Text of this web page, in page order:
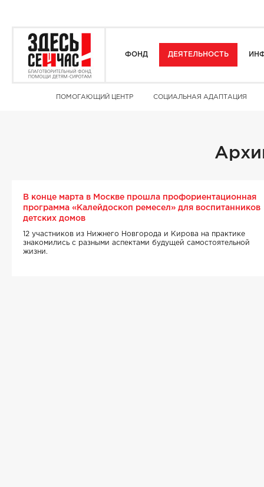
ФОНД ДЕЯТЕЛЬНОСТЬ
ПОМОГАЮЩИЙ ЦЕНТР СОЦИАЛЬНАЯ АДАПТАЦИЯ
В конце марта в Москве прошла профориентационная
программа «Калейдоскоп ремесел» для воспитанников
детских домов
12 участников из Нижнего Новгорода и Кирова на практике
знакомились с разными аспектами будущей самостоятельной
жизни.